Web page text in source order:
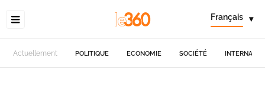
Français ▾
Actuellement POLITIQUE ECONOMIE SOCIÉTÉ